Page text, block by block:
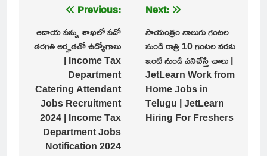
navigation
Previous:
ఆదాయ పన్ను శాఖలో పదో
తరగతి అర్హతతో ఉద్యోగాలు
| Income Tax
Department
Catering Attendant
Jobs Recruitment
2024 | Income Tax
Department Jobs
Notification 2024
Next:
సాయంత్రం నాలుగు గంటల
నుండి రాత్రి 10 గంటల వరకు
ఇంటి నుండి పనిచేస్తే చాలు |
JetLearn Work from
Home Jobs in
Telugu | JetLearn
Hiring For Freshers